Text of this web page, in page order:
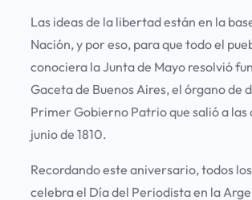
Las ideas de la libertad están en la
Nación, y por eso, para que todo el
conociera la Junta de Mayo resolvió
Gaceta de Buenos Aires, el órgano de
Primer Gobierno Patrio que salió a las
junio de 1810.
Recordando este aniversario, todos
celebra el Día del Periodista en la